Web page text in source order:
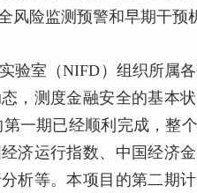
风险监测预警和早期干预
验室（NIFD）组织所属
，测度金融安全的基本
一期已经顺利完成，整
济运行指数、中国经济
析等。本项目的第二期